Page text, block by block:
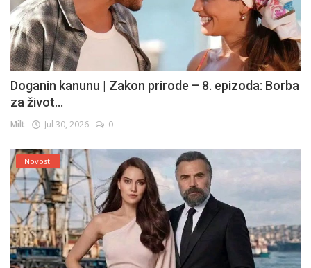
Doganin kanunu | Zakon prirode – 8. epizoda: Borba
za život...
Milt Jul 30, 2026 0
Novosti